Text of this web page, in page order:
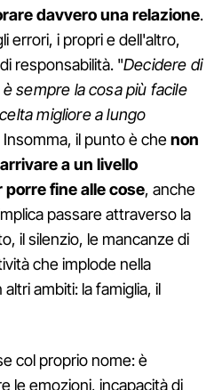
davvero una relazione.
errori, i propri e dell'altro,
responsabilità. "Decidere di
sempre la cosa più facile
migliore a lungo
il punto è chenon
a un livello
porre fine alle cose, anche
passare attraverso la
il silenzio, le mancanze di
che implode nella
ambiti: la famiglia, il
col proprio nome: è
le emozioni, incapacità di